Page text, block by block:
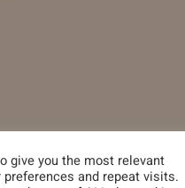
Facebook
Instagram
give you the most relevant
and repeat visits.